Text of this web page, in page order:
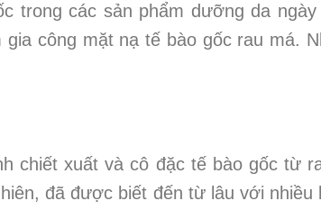
trong các sản phẩm dưỡng da
công mặt nạ tế bào gốc rau má.
chiết xuất và cô đặc tế bào gốc từ
đã được biết đến từ lâu với